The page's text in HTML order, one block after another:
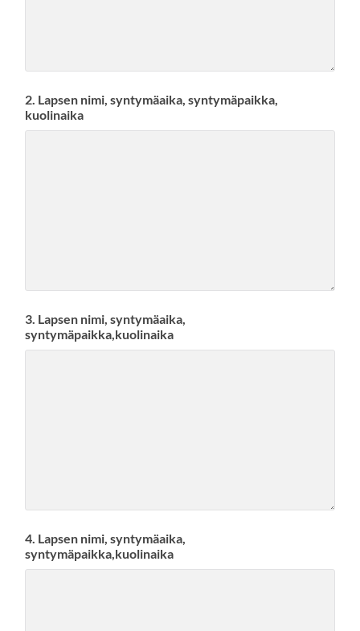
2. Lapsen nimi, syntymäaika, syntymäpaikka,
kuolinaika
3. Lapsen nimi, syntymäaika,
syntymäpaikka,kuolinaika
4. Lapsen nimi, syntymäaika,
syntymäpaikka,kuolinaika